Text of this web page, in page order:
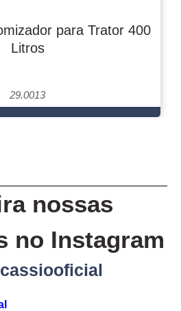
para Trator 400
Litros
29.0013
nossas
no Instagram